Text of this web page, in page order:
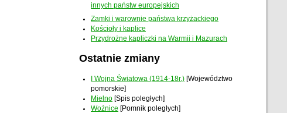
innych państw europejskich
Zamki i warownie państwa krzyżackiego
Kościoły i kaplice
Przydrożne kapliczki na Warmii i Mazurach
Ostatnie zmiany
I Wojna Światowa (1914-18r.) [Województwo
pomorskie]
Mielno [Spis poległych]
Woźnice [Pomnik poległych]